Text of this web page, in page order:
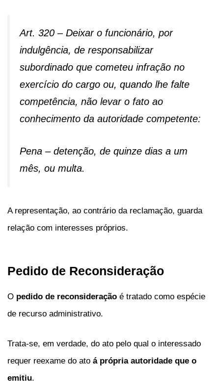
Art. 320 – Deixar o funcionário, por
indulgência, de responsabilizar
subordinado que cometeu infração no
exercício do cargo ou, quando lhe falte
competência, não levar o fato ao
conhecimento da autoridade competente:
Pena – detenção, de quinze dias a um
mês, ou multa.
A representação, ao contrário da reclamação, guarda
relação com interesses próprios.
Pedido de Reconsideração
O pedido de reconsideração é tratado como espécie
de recurso administrativo.
Trata-se, em verdade, do ato pelo qual o interessado
requer reexame do ato á própria autoridade que o
emitiu.